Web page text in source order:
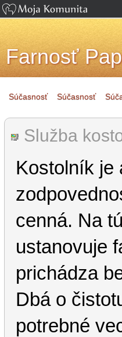
Farnosť
Súčasnosť Súčasnosť
Služba
Kostolník je
cenná. Na
ustanovuje
prichádza
Dbá o
potrebné